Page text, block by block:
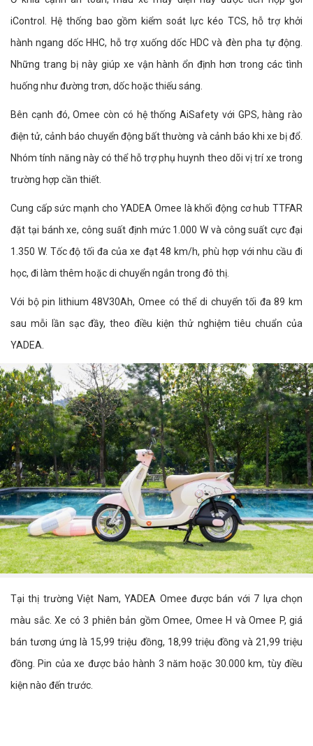
iControl. Hệ thống bao gồm kiểm soát lực kéo TCS, hỗ trợ khởi
hành ngang dốc HHC, hỗ trợ xuống dốc HDC và đèn pha tự động.
Những trang bị này giúp xe vận hành ổn định hơn trong các tình
huống như đường trơn, dốc hoặc thiếu sáng.
Bên cạnh đó, Omee còn có hệ thống AiSafety với GPS, hàng rào
điện tử, cảnh báo chuyển động bất thường và cảnh báo khi xe bị đổ.
Nhóm tính năng này có thể hỗ trợ phụ huynh theo dõi vị trí xe trong
trường hợp cần thiết.
Cung cấp sức mạnh cho YADEA Omee là khối động cơ hub TTFAR
đặt tại bánh xe, công suất định mức 1.000 W và công suất cực đại
1.350 W. Tốc độ tối đa của xe đạt 48 km/h, phù hợp với nhu cầu đi
học, đi làm thêm hoặc di chuyển ngắn trong đô thị.
Với bộ pin lithium 48V30Ah, Omee có thể di chuyển tối đa 89 km
sau mỗi lần sạc đầy, theo điều kiện thử nghiệm tiêu chuẩn của
YADEA.
Tại thị trường Việt Nam, YADEA Omee được bán với 7 lựa chọn
màu sắc. Xe có 3 phiên bản gồm Omee, Omee H và Omee P, giá
bán tương ứng là 15,99 triệu đồng, 18,99 triệu đồng và 21,99 triệu
đồng. Pin của xe được bảo hành 3 năm hoặc 30.000 km, tùy điều
kiện nào đến trước.